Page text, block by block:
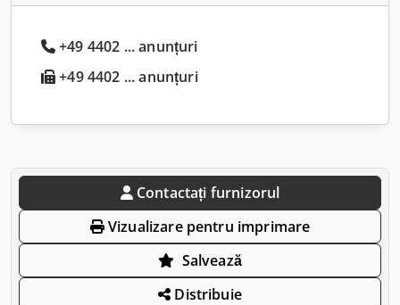
+49 4402 ... anunțuri
+49 4402 ... anunțuri
Contactați furnizorul
Vizualizare pentru imprimare
Salvează
Distribuie